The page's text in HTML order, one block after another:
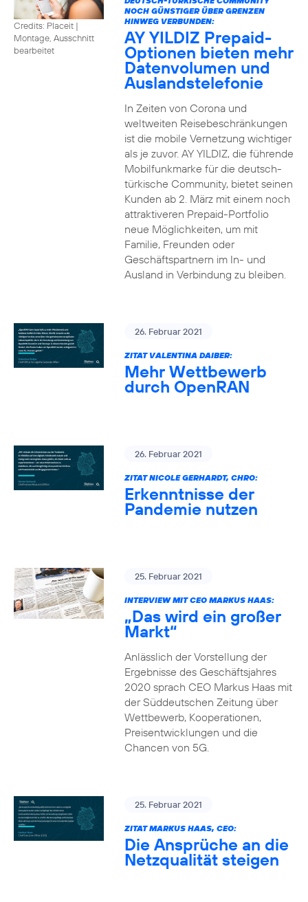
Credits: Placeit |
Montage, Ausschnitt
bearbeitet
NOCH GÜNSTIGER ÜBER GRENZEN
HINWEG VERBUNDEN:
AY YILDIZ Prepaid-
Optionen bieten mehr
Datenvolumen und
Auslandstelefonie
In Zeiten von Corona und
weltweiten Reisebeschränkungen
ist die mobile Vernetzung wichtiger
als je zuvor. AY YILDIZ, die führende
Mobilfunkmarke für die deutsch-
türkische Community, bietet seinen
Kunden ab 2. März mit einem noch
attraktiveren Prepaid-Portfolio
neue Möglichkeiten, um mit
Familie, Freunden oder
Geschäftspartnern im In- und
Ausland in Verbindung zu bleiben.
26. Februar 2021
ZITAT VALENTINA DAIBER:
Mehr Wettbewerb
durch OpenRAN
26. Februar 2021
ZITAT NICOLE GERHARDT, CHRO:
Erkenntnisse der
Pandemie nutzen
25. Februar 2021
INTERVIEW MIT CEO MARKUS HAAS:
„Das wird ein großer
Markt“
Anlässlich der Vorstellung der
Ergebnisse des Geschäftsjahres
2020 sprach CEO Markus Haas mit
der Süddeutschen Zeitung über
Wettbewerb, Kooperationen,
Preisentwicklungen und die
Chancen von 5G.
25. Februar 2021
ZITAT MARKUS HAAS, CEO:
Die Ansprüche an die
Netzqualität steigen